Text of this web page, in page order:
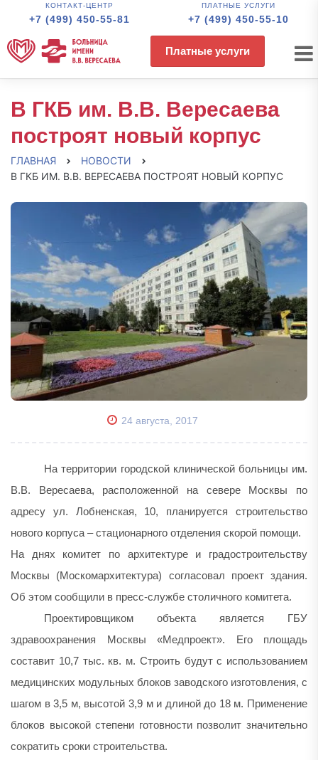
КОНТАКТ-ЦЕНТР
+7 (499) 450-55-81
ПЛАТНЫЕ УСЛУГИ
+7 (499) 450-55-10
Платные услуги
В ГКБ им. В.В. Вересаева
построят новый корпус
ГЛАВНАЯ
НОВОСТИ
В ГКБ ИМ. В.В. ВЕРЕСАЕВА ПОСТРОЯТ НОВЫЙ КОРПУС
24 августа, 2017
На территории городской клинической больницы им.
В.В. Вересаева, расположенной на севере Москвы по
адресу ул. Лобненская, 10, планируется строительство
нового корпуса – стационарного отделения скорой помощи.
На днях комитет по архитектуре и градостроительству
Москвы (Москомархитектура) согласовал проект здания.
Об этом сообщили в пресс-службе столичного комитета.
Проектировщиком объекта является ГБУ
здравоохранения Москвы «Медпроект». Его площадь
составит 10,7 тыс. кв. м. Строить будут с использованием
медицинских модульных блоков заводского изготовления, с
шагом в 3,5 м, высотой 3,9 м и длиной до 18 м. Применение
блоков высокой степени готовности позволит значительно
сократить сроки строительства.